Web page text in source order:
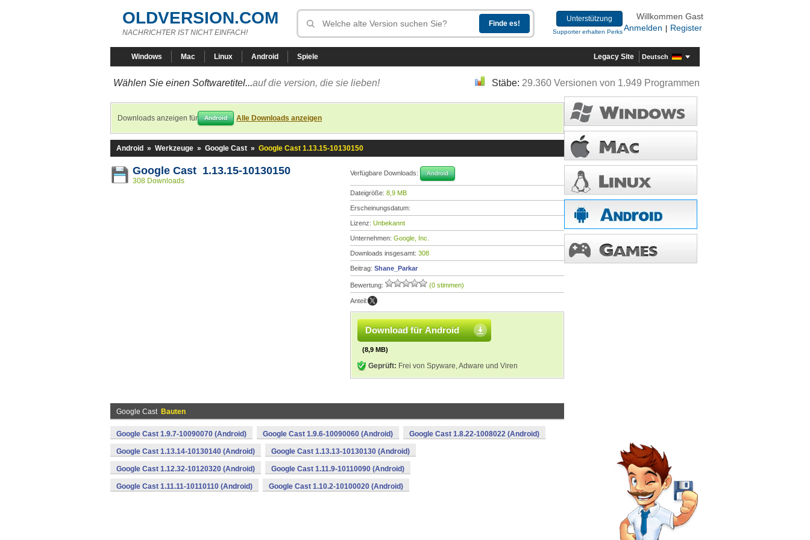
OLDVERSION.COM
NACHRICHTER IST NICHT EINFACH!
Unterstützung
Supporter erhalten Perks
Willkommen Gast
Anmelden
Register
Windows Mac Linux Android Spiele Legacy Site Deutsch
Wählen Sie einen Softwaretitel...auf die version, die sie lieben! Stäbe: 29.360 Versionen von 1.949 Programmen
Downloads anzeigen für Android Alle Downloads anzeigen
Android » Werkzeuge » Google Cast » Google Cast 1.13.15-10130150
Google Cast 1.13.15-10130150
308 Downloads
Verfügbare Downloads: Android
Dateigröße: 8,9 MB
Erscheinungsdatum:
Lizenz: Unbekannt
Unternehmen: Google, Inc.
Downloads insgesamt: 308
Beitrag: Shane_Parkar
Bewertung: (0 stimmen)
Anteil:
Download für Android
(8,9 MB)
Geprüft: Frei von Spyware, Adware und Viren
Google Cast Bauten
Google Cast 1.9.7-10090070 (Android) Google Cast 1.9.6-10090060 (Android) Google Cast 1.8.22-1008022 (Android)
Google Cast 1.13.14-10130140 (Android) Google Cast 1.13.13-10130130 (Android)
Google Cast 1.12.32-10120320 (Android) Google Cast 1.11.9-10110090 (Android)
Google Cast 1.11.11-10110110 (Android) Google Cast 1.10.2-10100020 (Android)